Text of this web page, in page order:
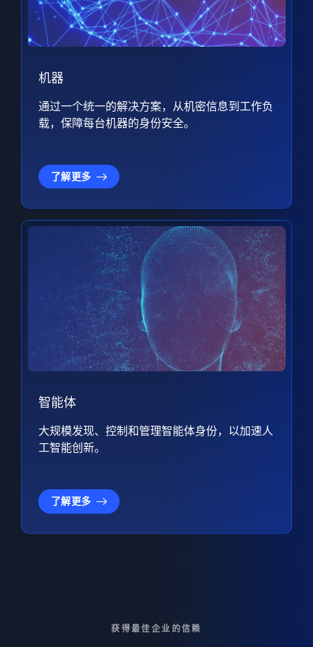
机器
通过一个统一的解决方案，从机密信息到工作负
载，保障每台机器的身份安全。
了解更多
智能体
大规模发现、控制和管理智能体身份，以加速人
工智能创新。
了解更多
获得最佳企业的信赖